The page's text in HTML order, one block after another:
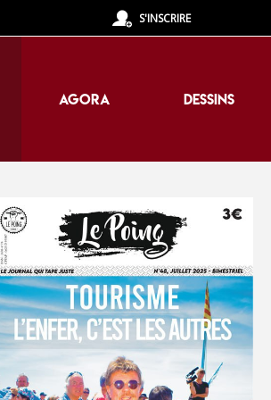
S'INSCRIRE
AGORA DESSINS
AGORA DESSINS